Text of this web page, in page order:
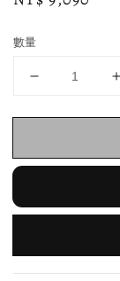
數量